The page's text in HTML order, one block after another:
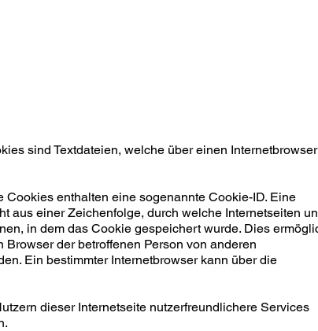
sind Textdateien, welche über einen Internetbrowser
enthalten eine sogenannte Cookie-ID. Eine
aus einer Zeichenfolge, durch welche Internetseiten
in dem das Cookie gespeichert wurde. Dies
der betroffenen Person von anderen
Ein bestimmter Internetbrowser kann über die
dieser Internetseite nutzerfreundlichere Services